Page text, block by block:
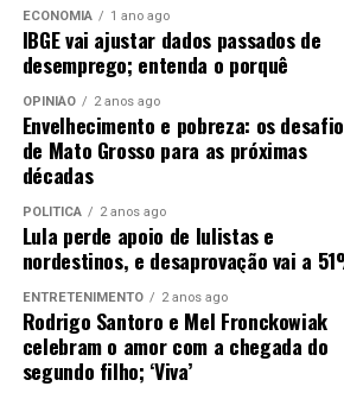
ECONOMIA 1 ano ago
IBGE vai ajustar dados passados de
desemprego; entenda o porquê
OPINIÃO 2 anos ago
Envelhecimento e pobreza: os
de Mato Grosso para as próximas
décadas
POLÍTICA 2 anos ago
Lula perde apoio de lulistas e
nordestinos, e desaprovação vai a
ENTRETENIMENTO 2 anos ago
Rodrigo Santoro e Mel Fronckowiak
celebram o amor com a chegada do
segundo filho; ‘Viva’